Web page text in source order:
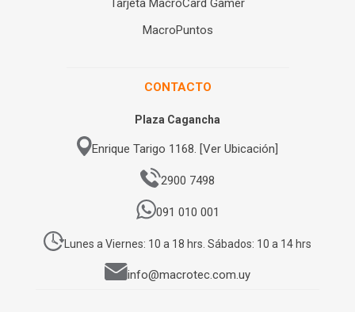
Tarjeta MacroCard Gamer
MacroPuntos
CONTACTO
Plaza Cagancha
Enrique Tarigo 1168. [Ver Ubicación]
2900 7498
091 010 001
Lunes a Viernes: 10 a 18 hrs. Sábados: 10 a 14 hrs
info@macrotec.com.uy